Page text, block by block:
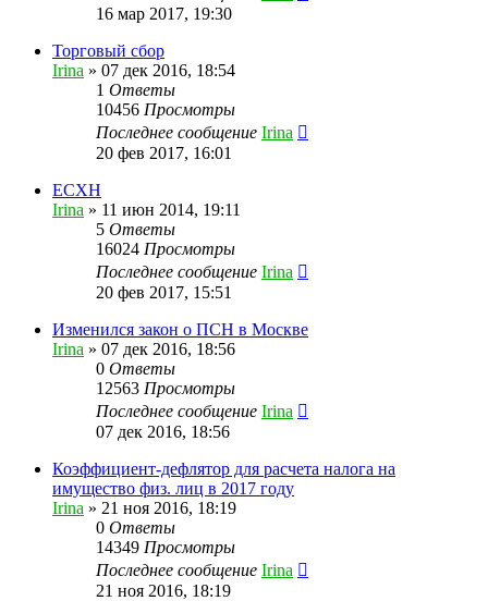
16 мар 2017, 19:30
Торговый сбор
Irina » 07 дек 2016, 18:54
1 Ответы
10456 Просмотры
Последнее сообщение Irina
20 фев 2017, 16:01
ЕСХН
Irina » 11 июн 2014, 19:11
5 Ответы
16024 Просмотры
Последнее сообщение Irina
20 фев 2017, 15:51
Изменился закон о ПСН в Москве
Irina » 07 дек 2016, 18:56
0 Ответы
12563 Просмотры
Последнее сообщение Irina
07 дек 2016, 18:56
Коэффициент-дефлятор для расчета налога на
имущество физ. лиц в 2017 году
Irina » 21 ноя 2016, 18:19
0 Ответы
14349 Просмотры
Последнее сообщение Irina
21 ноя 2016, 18:19